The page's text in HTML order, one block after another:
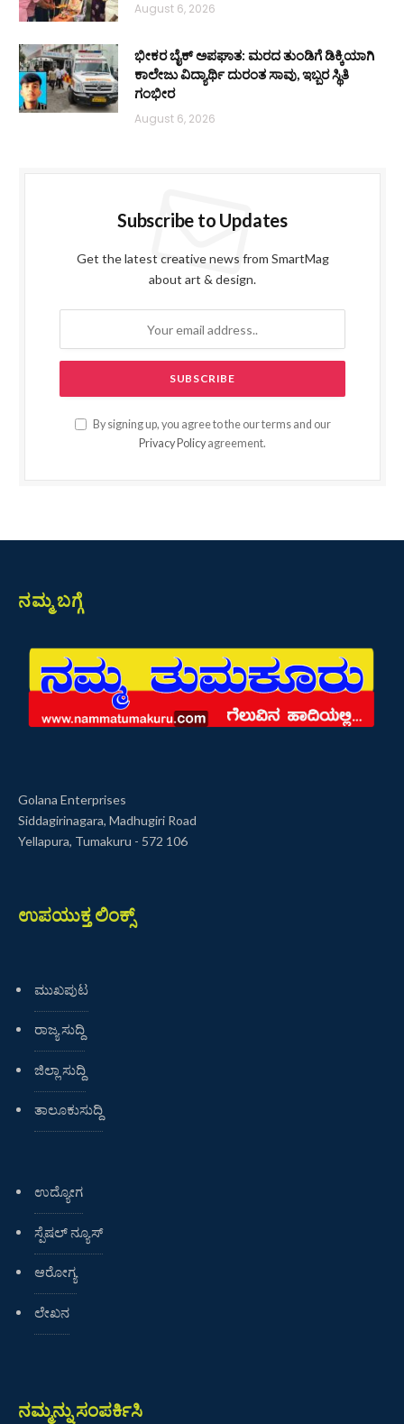
August 6, 2026
ಭೀಕರ ಬೈಕ್ ಅಪಘಾತ: ಮರದ ತುಂಡಿಗೆ ಡಿಕ್ಕಿಯಾಗಿ
ಕಾಲೇಜು ವಿದ್ಯಾರ್ಥಿ ದುರಂತ ಸಾವು, ಇಬ್ಬರ ಸ್ಥಿತಿ
ಗಂಭೀರ
August 6, 2026
Subscribe to Updates
Get the latest creative news from SmartMag
about art & design.
By signing up, you agree to the our terms and our
Privacy Policy agreement.
ನಮ್ಮ ಬಗ್ಗೆ
Golana Enterprises
Siddagirinagara, Madhugiri Road
Yellapura, Tumakuru - 572 106
ಉಪಯುಕ್ತ ಲಿಂಕ್ಸ್
ಮುಖಪುಟ
ರಾಜ್ಯ ಸುದ್ದಿ
ಜಿಲ್ಲಾ ಸುದ್ದಿ
ತಾಲೂಕುಸುದ್ದಿ
ಉದ್ಯೋಗ
ಸ್ಪೆಷಲ್ ನ್ಯೂಸ್
ಆರೋಗ್ಯ
ಲೇಖನ
ನಮ್ಮನ್ನು ಸಂಪರ್ಕಿಸಿ